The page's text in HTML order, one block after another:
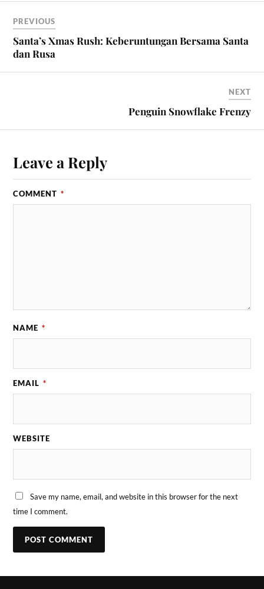
PREVIOUS
Santa’s Xmas Rush: Keberuntungan Bersama Santa
dan Rusa
NEXT
Penguin Snowflake Frenzy
Leave a Reply
COMMENT *
NAME *
EMAIL *
WEBSITE
Save my name, email, and website in this browser for the next
time I comment.